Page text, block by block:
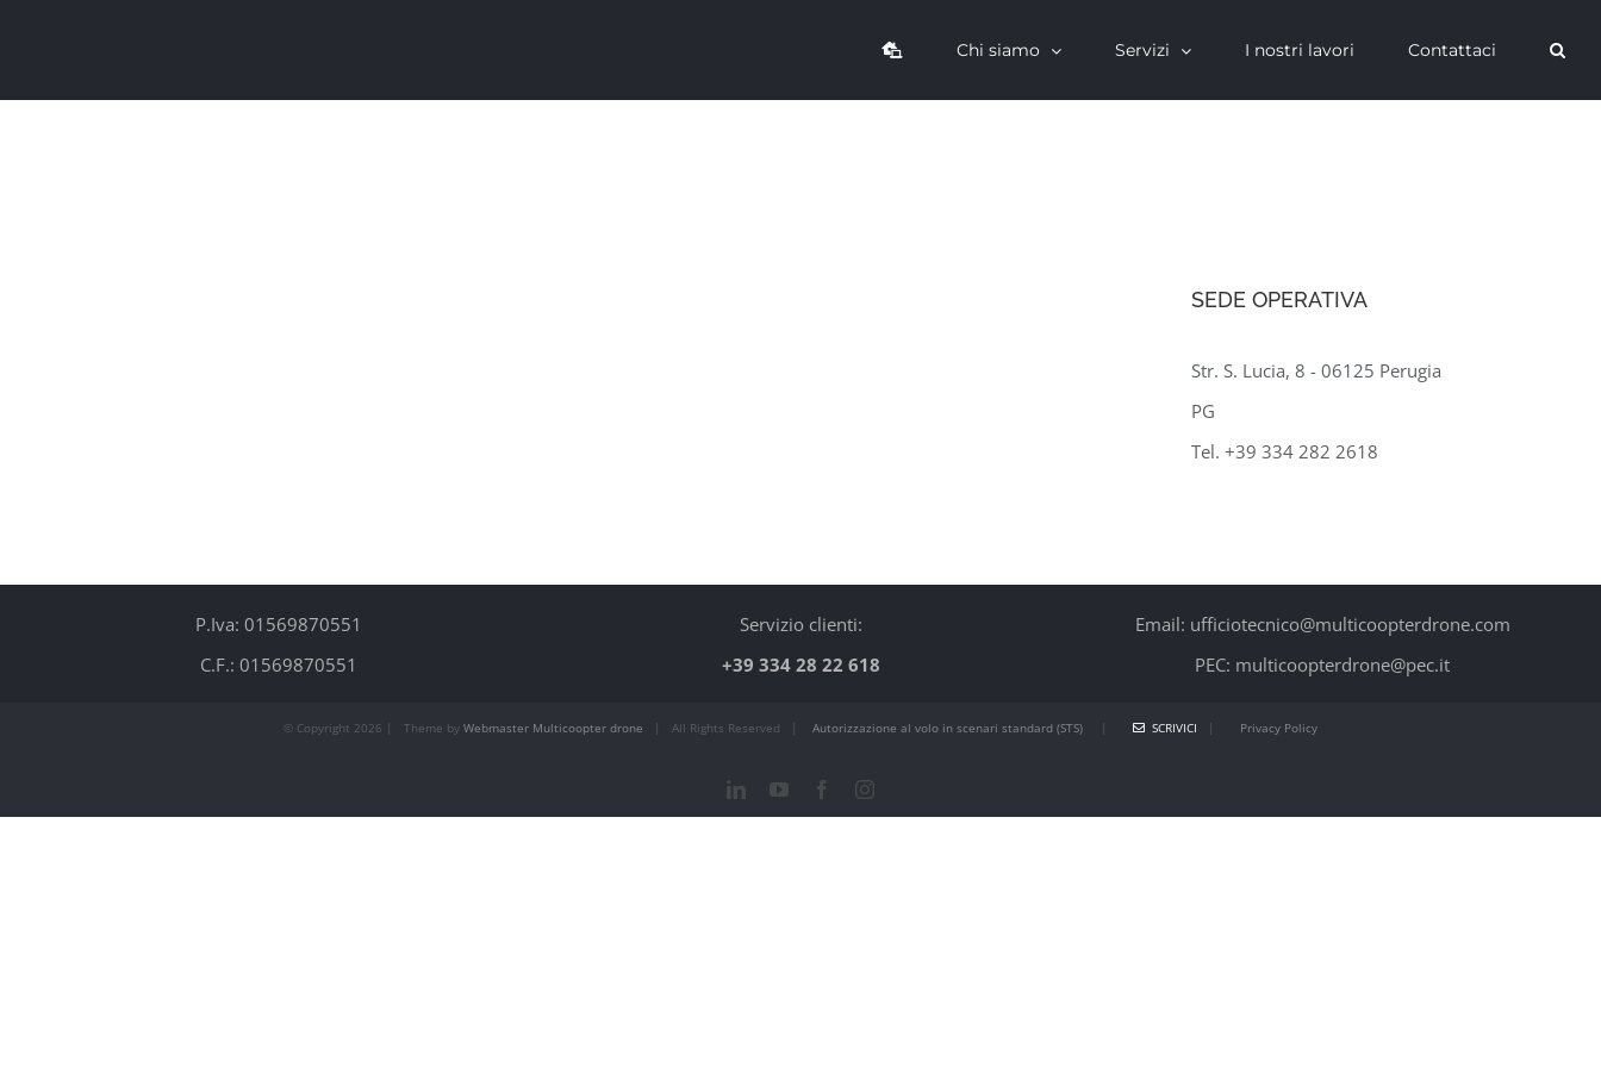
contenuto
Chi siamo Servizi I nostri lavori Contattaci
SEDE OPERATIVA
Str. S. Lucia, 8 - 06125 Perugia
PG
Tel. +39 334 282 2618
P.Iva: 01569870551
C.F.: 01569870551
Servizio clienti:
+39 334 28 22 618
Email: ufficiotecnico@multicoopterdrone.com
PEC: multicoopterdrone@pec.it
© Copyright 2026 | Theme by Webmaster Multicoopter drone | All Rights Reserved | Autorizzazione al volo in scenari standard (STS) | SCRIVICI | Privacy Policy
LinkedInYouTubeFacebookInstagram